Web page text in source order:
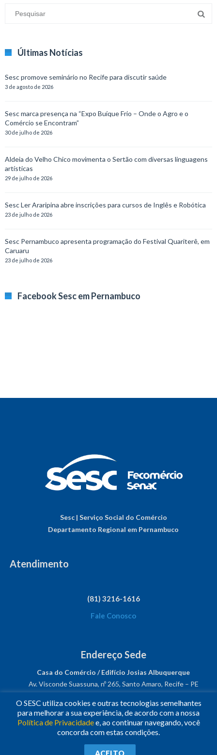
Últimas Notícias
Sesc promove seminário no Recife para discutir saúde
3 de agosto de 2026
Sesc marca presença na “Expo Buíque Frio – Onde o Agro e o
Comércio se Encontram”
30 de julho de 2026
Aldeia do Velho Chico movimenta o Sertão com diversas linguagens
artísticas
29 de julho de 2026
Sesc Ler Araripina abre inscrições para cursos de Inglês e Robótica
23 de julho de 2026
Sesc Pernambuco apresenta programação do Festival Quariterê, em
Caruaru
23 de julho de 2026
Facebook Sesc em Pernambuco
Sesc | Serviço Social do Comércio
Departamento Regional em Pernambuco
Atendimento
(81) 3216-1616
Fale Conosco
Endereço Sede
Casa do Comércio / Edifício Josias Albuquerque
Av. Visconde Suassuna, nº 265, Santo Amaro, Recife – PE
CNPJ: 03.482.931/0001-61
Siga-nos!
Todos os Direitos Reservados.
O SESC utiliza cookies e outras tecnologias semelhantes
para melhorar a sua experiência, de acordo com a nossa
Política de Privacidadee, ao continuar navegando, você
concorda com estas condições.
ACEITO